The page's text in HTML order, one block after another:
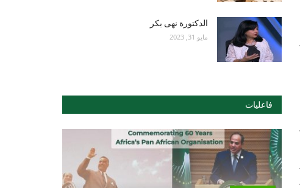
الدكتورة نهى بكر
مايو 31, 2023
فاعليات